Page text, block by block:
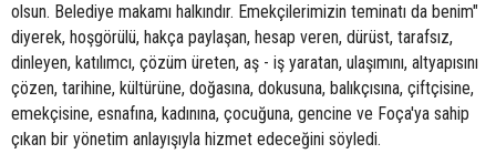
olsun. Belediye makamı halkındır. Emekçilerimizin teminatı da benim"
diyerek, hoşgörülü, hakça paylaşan, hesap veren, dürüst, tarafsız,
dinleyen, katılımcı, çözüm üreten, aş - iş yaratan, ulaşımını, altyapısını
çözen, tarihine, kültürüne, doğasına, dokusuna, balıkçısına, çiftçisine,
emekçisine, esnafına, kadınına, çocuğuna, gencine ve Foça'ya sahip
çıkan bir yönetim anlayışıyla hizmet edeceğini söyledi.